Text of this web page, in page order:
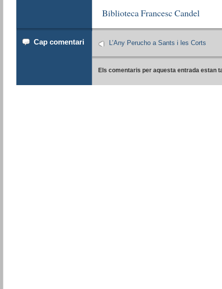
Biblioteca Francesc Candel
Cap comentari L’Any Perucho a Sants i les Corts
Els comentaris per aquesta entrada estan